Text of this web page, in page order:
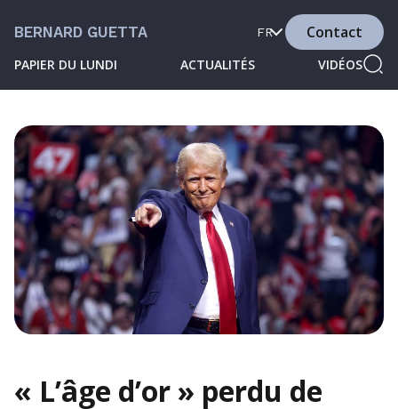
BERNARD GUETTA
PAPIER DU LUNDI ACTUALITÉS VIDÉOS
FR Contact
« L’âge d’or » perdu de